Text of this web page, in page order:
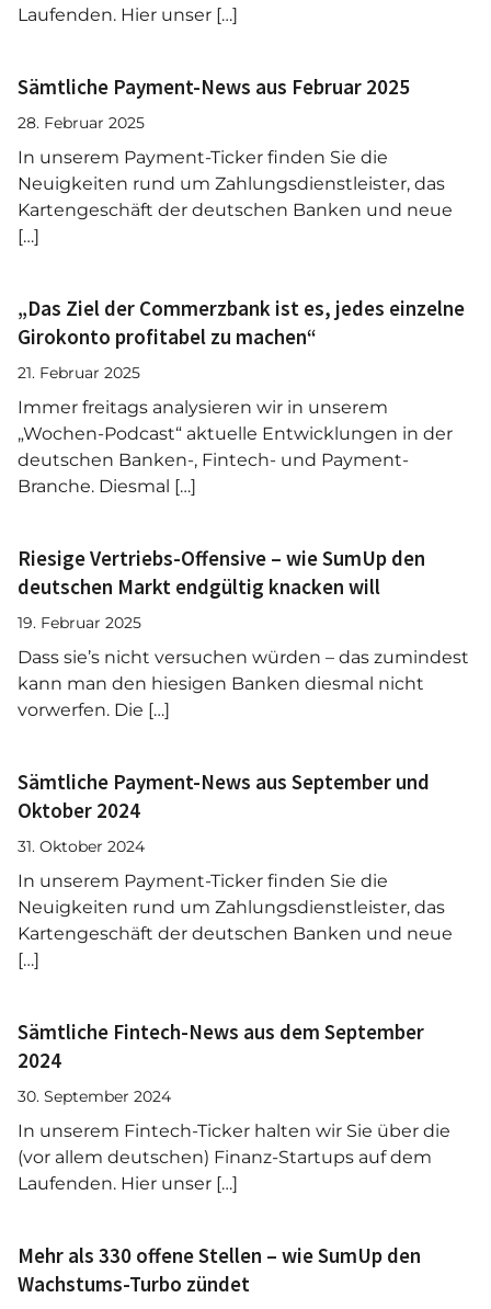
Laufenden. Hier unser […]
Sämtliche Payment-News aus Februar 2025
28. Februar 2025
In unserem Payment-Ticker finden Sie die
Neuigkeiten rund um Zahlungsdienstleister, das
Kartengeschäft der deutschen Banken und neue
[…]
„Das Ziel der Commerzbank ist es, jedes einzelne
Girokonto profitabel zu machen“
21. Februar 2025
Immer freitags analysieren wir in unserem
„Wochen-Podcast“ aktuelle Entwicklungen in der
deutschen Banken-, Fintech- und Payment-
Branche. Diesmal […]
Riesige Vertriebs-Offensive – wie SumUp den
deutschen Markt endgültig knacken will
19. Februar 2025
Dass sie’s nicht versuchen würden – das zumindest
kann man den hiesigen Banken diesmal nicht
vorwerfen. Die […]
Sämtliche Payment-News aus September und
Oktober 2024
31. Oktober 2024
In unserem Payment-Ticker finden Sie die
Neuigkeiten rund um Zahlungsdienstleister, das
Kartengeschäft der deutschen Banken und neue
[…]
Sämtliche Fintech-News aus dem September
2024
30. September 2024
In unserem Fintech-Ticker halten wir Sie über die
(vor allem deutschen) Finanz-Startups auf dem
Laufenden. Hier unser […]
Mehr als 330 offene Stellen – wie SumUp den
Wachstums-Turbo zündet